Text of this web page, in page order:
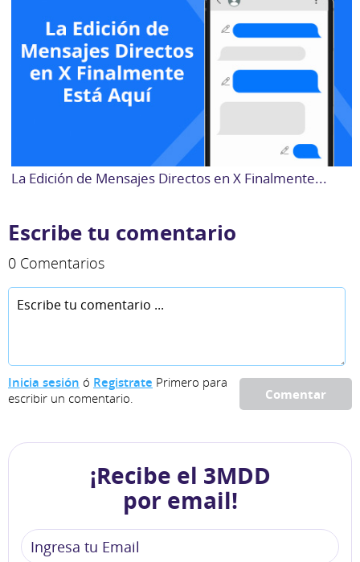
La Edición de Mensajes Directos en X Finalmente...
Escribe tu comentario
0 Comentarios
Comentar
Inicia sesión ó Registrate Primero para
escribir un comentario.
¡Recibe el 3MDD
por email!